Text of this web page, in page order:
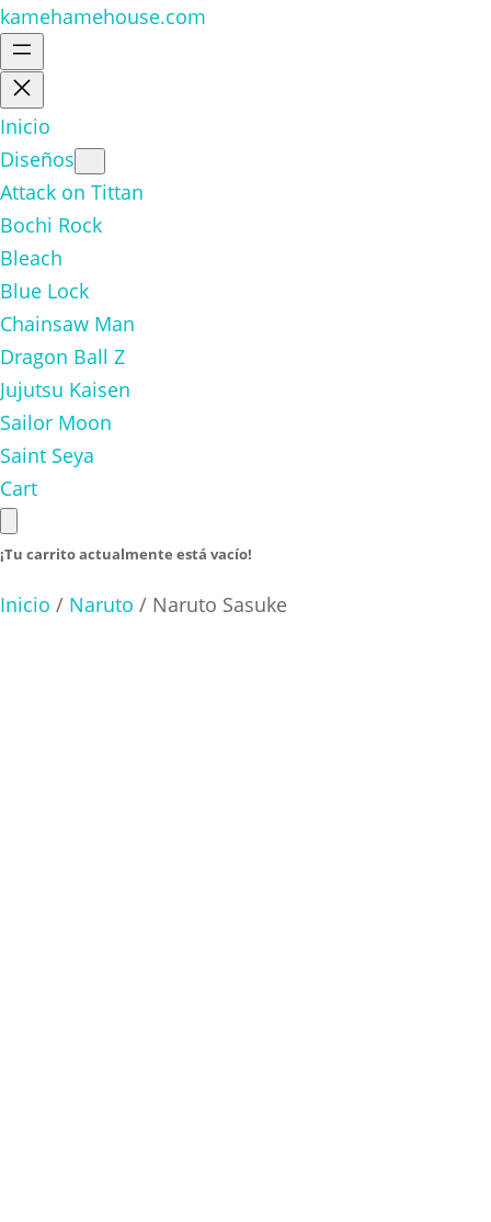
kamehamehouse.com
Inicio
Diseños
Attack on Tittan
Bochi Rock
Bleach
Blue Lock
Chainsaw Man
Dragon Ball Z
Jujutsu Kaisen
Sailor Moon
Saint Seya
Cart
¡Tu carrito actualmente está vacío!
Inicio / Naruto / Naruto Sasuke